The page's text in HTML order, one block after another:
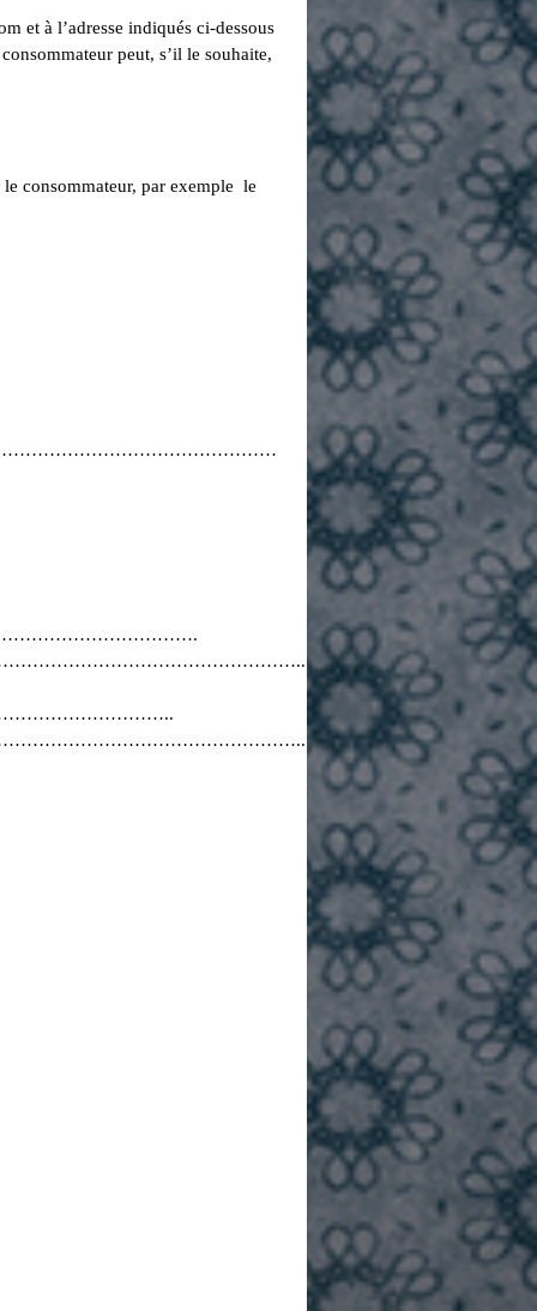
et à l’adresse indiqués ci-dessous
peut, s’il le souhaite,
consommateur, par exemple le